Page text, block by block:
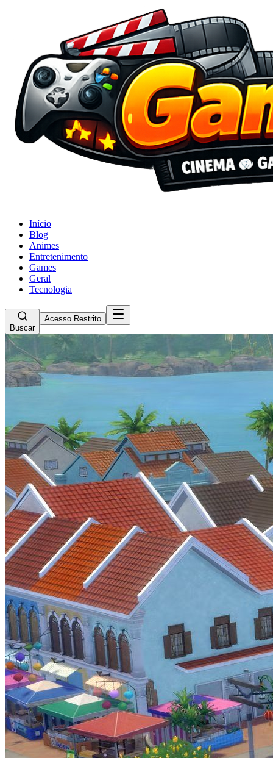
Início
Blog
Animes
Entretenimento
Games
Geral
Tecnologia
Buscar
Acesso Restrito